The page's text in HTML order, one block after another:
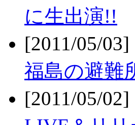
に生出演!!
[2011/05/
福島の避難
[2011/05/